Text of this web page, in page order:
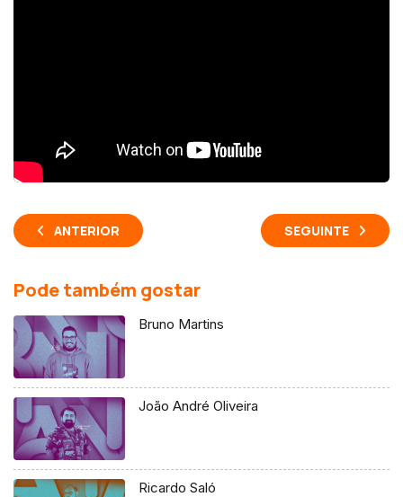
ANTERIOR SEGUINTE
Pode também gostar
Bruno Martins
João André Oliveira
Ricardo Saló